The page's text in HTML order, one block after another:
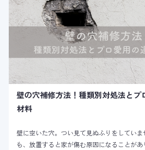
壁の穴補修方法！種類別対処法とプ
材料
壁に空いた穴。つい見て見ぬふりをしてい
も、放置すると家が傷む原因になることが